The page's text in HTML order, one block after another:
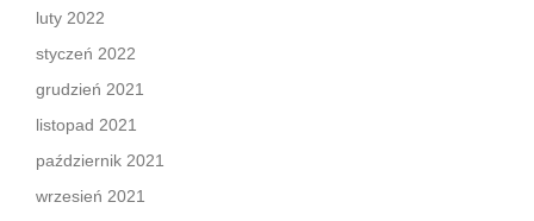
luty 2022
styczeń 2022
grudzień 2021
listopad 2021
październik 2021
wrzesień 2021